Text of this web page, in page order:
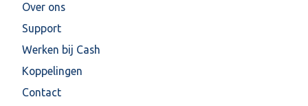
Over ons
Support
Werken bij Cash
Koppelingen
Contact